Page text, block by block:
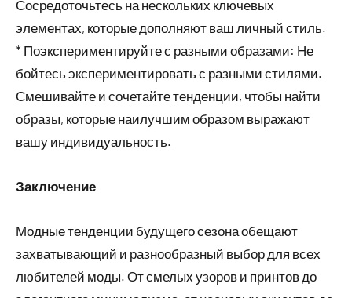
Сосредоточьтесь на нескольких ключевых
элементах, которые дополняют ваш личный стиль.
* Поэкспериментируйте с разными образами: Не
бойтесь экспериментировать с разными стилями.
Смешивайте и сочетайте тенденции, чтобы найти
образы, которые наилучшим образом выражают
вашу индивидуальность.
Заключение
Модные тенденции будущего сезона обещают
захватывающий и разнообразный выбор для всех
любителей моды. От смелых узоров и принтов до